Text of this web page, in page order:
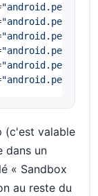
(c'est valable
dans un
« Sandbox
au reste du